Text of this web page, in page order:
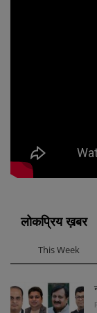
लोकप्रिय ख़बर
This Week